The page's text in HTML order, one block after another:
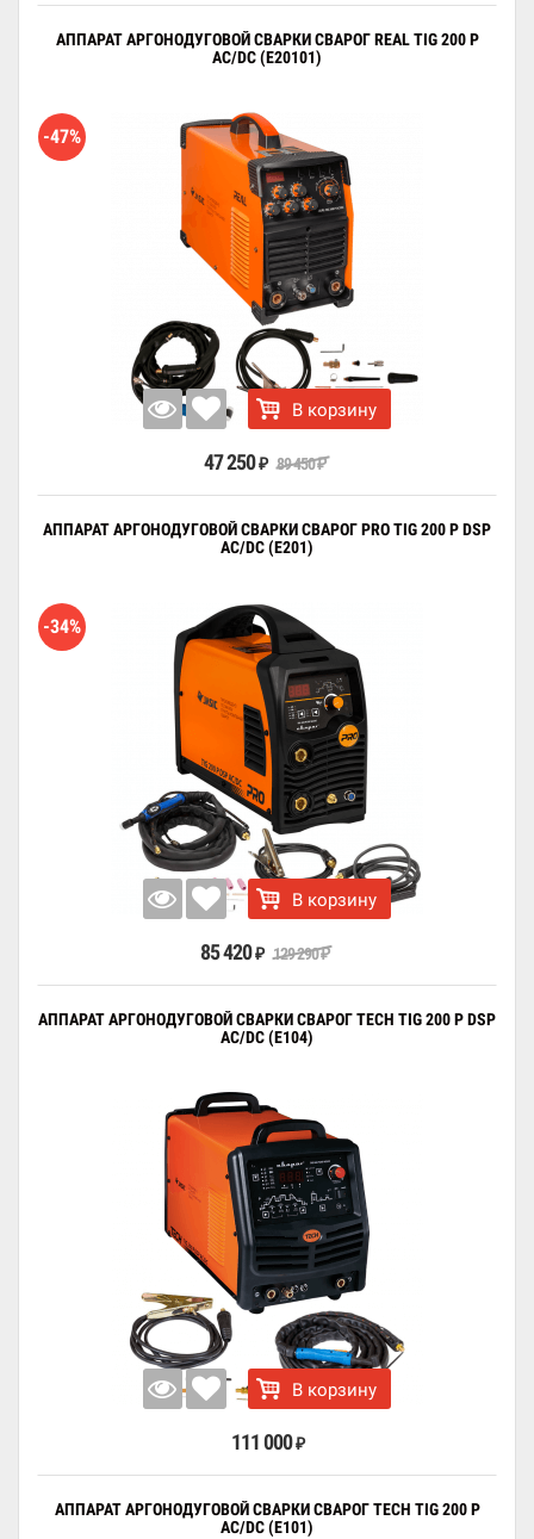
АППАРАТ АРГОНОДУГОВОЙ СВАРКИ СВАРОГ REAL TIG 200 P
AC/DC (E20101)
-47%
В корзину
47 250 ₽ 89 450₽
АППАРАТ АРГОНОДУГОВОЙ СВАРКИ СВАРОГ PRO TIG 200 P DSP
AC/DC (E201)
-34%
В корзину
85 420 ₽ 129 290₽
АППАРАТ АРГОНОДУГОВОЙ СВАРКИ СВАРОГ TECH TIG 200 P DSP
AC/DC (E104)
В корзину
111 000 ₽
АППАРАТ АРГОНОДУГОВОЙ СВАРКИ СВАРОГ TECH TIG 200 P
AC/DC (E101)